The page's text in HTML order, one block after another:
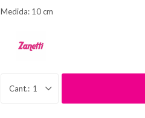
Medida: 10 cm
1